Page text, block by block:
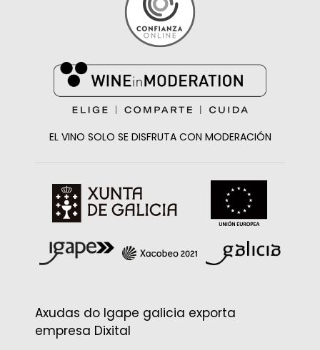
EL VINO SOLO SE DISFRUTA CON MODERACIÓN
Axudas do Igape galicia exporta
empresa Dixital